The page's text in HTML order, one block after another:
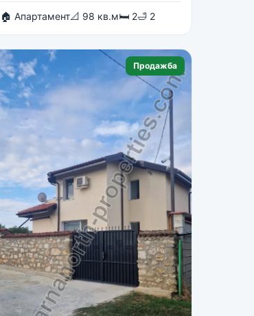
🏠 Апартамент📐 98 кв.м🛏 2🛁 2
Продажба